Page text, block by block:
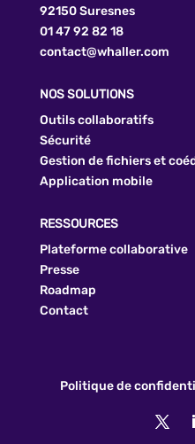
92150 Suresnes
01 47 92 82 18
contact@whaller.com
NOS SOLUTIONS
Outils collaboratifs
Sécurité
Gestion de fichiers et
Application mobile
RESSOURCES
Plateforme collaborative
Presse
Roadmap
Contact
Politique de